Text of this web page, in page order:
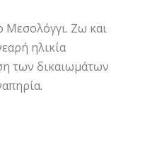
Μεσολόγγι. Ζω και
ηλικία
των δικαιωμάτων